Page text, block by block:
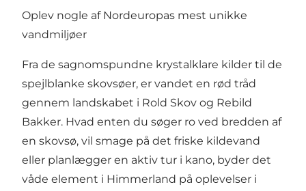
Oplev nogle af Nordeuropas mest unikke
vandmiljøer
Fra de sagnomspundne krystalklare kilder til de
spejlblanke skovsøer, er vandet en rød tråd
gennem landskabet i Rold Skov og Rebild
Bakker. Hvad enten du søger ro ved bredden af
en skovsø, vil smage på det friske kildevand
eller planlægger en aktiv tur i kano, byder det
våde element i Himmerland på oplevelser i